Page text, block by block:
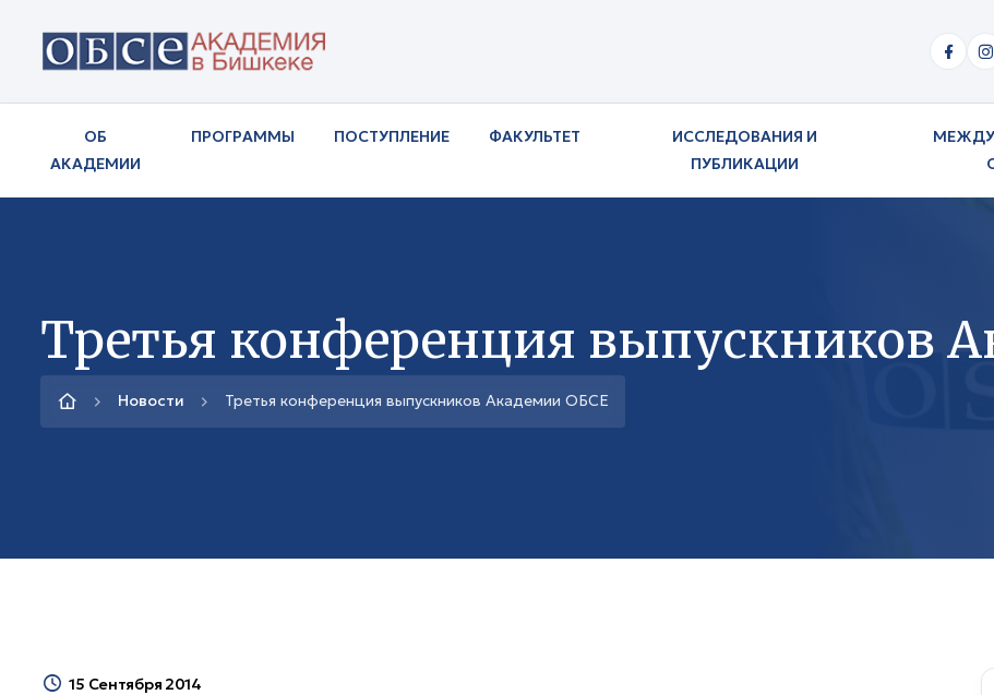
ОБ
АКАДЕМИИ
ПРОГРАММЫ ПОСТУПЛЕНИЕ ФАКУЛЬТЕТ
ИССЛЕДОВАНИЯ И
ПУБЛИКАЦИИ
Третья конференция выпускников
Новости Третья конференция выпускников Академии ОБСЕ
15 Сентября 2014